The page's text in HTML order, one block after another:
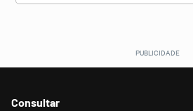
Consultar